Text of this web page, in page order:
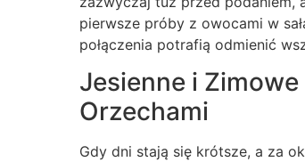
pierwsze próby z owocami w
połączenia potrafią odmienić
Jesienne i
Orzechami
Gdy dni stają się krótsze, a za